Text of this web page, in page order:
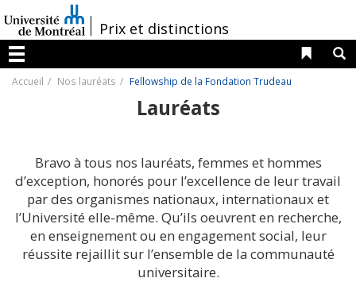
au
contenu
/Prix et distinctions
Menu
Liens
Accueil Nos lauréats Fellowship de la Fondation Trudeau
Lauréats
Bravo à tous nos lauréats, femmes et hommes
d’exception, honorés pour l’excellence de leur travail
par des organismes nationaux, internationaux et
l’Université elle-même. Qu’ils oeuvrent en recherche,
en enseignement ou en engagement social, leur
réussite rejaillit sur l’ensemble de la communauté
universitaire.